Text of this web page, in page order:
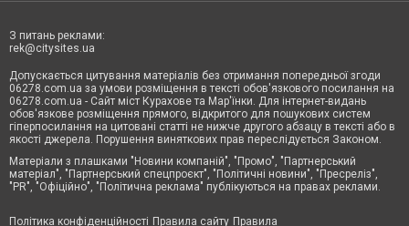
З питань реклами:
rek@citysites.ua
Допускається цитування матеріалів без отримання попередньої згоди
06278.com.ua за умови розміщення в тексті обов'язкового посилання на
06278.com.ua - Сайт міст Курахове та Мар'їнки. Для інтернет-видань
обов'язкове розміщення прямого, відкритого для пошукових систем
гіперпосилання на цитовані статті не нижче другого абзацу в тексті або в
якості джерела. Порушення виняткових прав переслідується Законом.
Матеріали з плашками "Новини компаній", "Промо", "Партнерський
матеріал", "Партнерський спецпроєкт", "Політичні новини", "Пресреліз",
"PR", "Офіційно", "Політична реклама" публікуються на правах реклами.
Політика конфіденційності Правила сайту Правила